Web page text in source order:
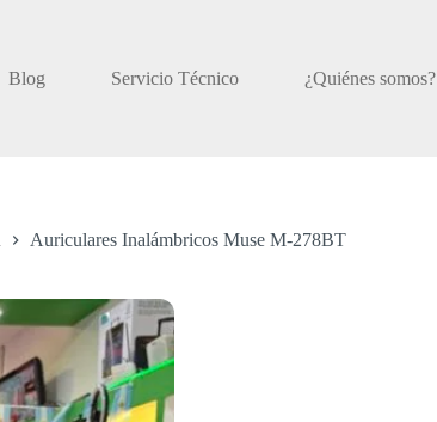
Blog Servicio Técnico ¿Quiénes somos?
Auriculares Inalámbricos Muse M-278BT